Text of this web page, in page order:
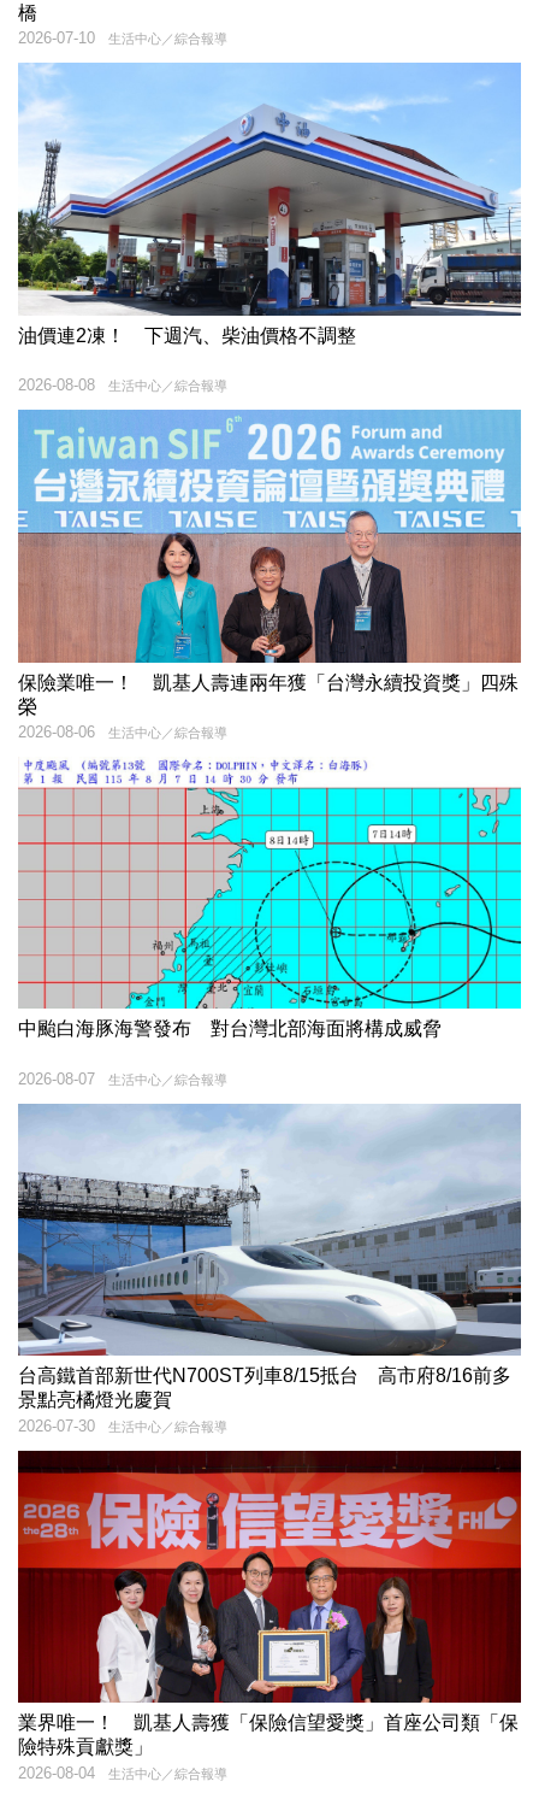
橋
生活中心／綜合報導
2026-07-10
油價連2凍！ 下週汽、柴油價格不調整
生活中心／綜合報導
2026-08-08
保險業唯一！ 凱基人壽連兩年獲「台灣永續投資獎」四殊
榮
生活中心／綜合報導
2026-08-06
中颱白海豚海警發布 對台灣北部海面將構成威脅
生活中心／綜合報導
2026-08-07
台高鐵首部新世代N700ST列車8/15抵台 高市府8/16前多
景點亮橘燈光慶賀
生活中心／綜合報導
2026-07-30
業界唯一！ 凱基人壽獲「保險信望愛獎」首座公司類「保
險特殊貢獻獎」
生活中心／綜合報導
2026-08-04